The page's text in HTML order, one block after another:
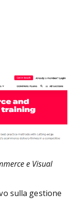
sulla gestione